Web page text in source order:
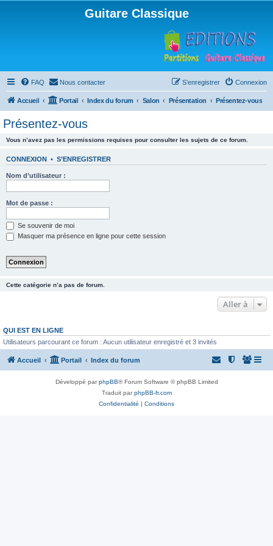
Guitare Classique
FAQ Nous contacter Connexion
S’enregistrer
Accueil Portail Index du forum Salon Présentation Présentez-vous
Présentez-vous
Vous n’avez pas les permissions requises pour consulter les sujets de ce forum.
CONNEXION • S’ENREGISTRER
Nom d’utilisateur :
Mot de passe :
Se souvenir de moi
Masquer ma présence en ligne pour cette session
Cette catégorie n’a pas de forum.
Aller à
QUI EST EN LIGNE
Utilisateurs parcourant ce forum : Aucun utilisateur enregistré et 3 invités
Accueil Portail Index du forum
Développé parphpBB® Forum Software © phpBB Limited
Traduit parphpBB-fr.com
Confidentialité | Conditions